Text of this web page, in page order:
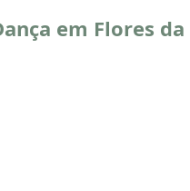
em Flores da